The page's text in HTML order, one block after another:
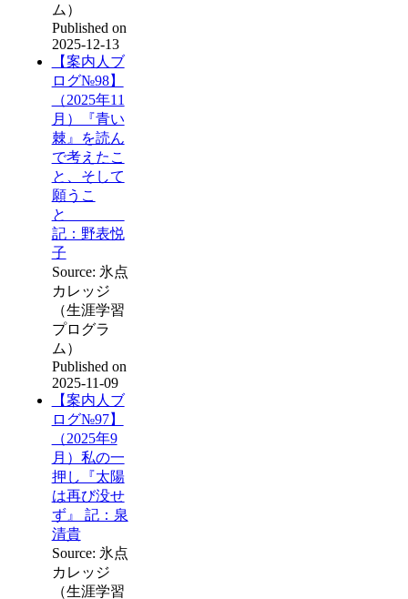
ム）
Published on
2025-12-13
【案内人ブ
ログ№98】
（2025年11
月）『青い
棘』を読ん
で考えたこ
と、そして
願うこ
と
記：野表悦
子
Source: 氷点
カレッジ
（生涯学習
プログラ
ム）
Published on
2025-11-09
【案内人ブ
ログ№97】
（2025年9
月）私の一
押し『太陽
は再び没せ
ず』 記：泉
清貴
Source: 氷点
カレッジ
（生涯学習